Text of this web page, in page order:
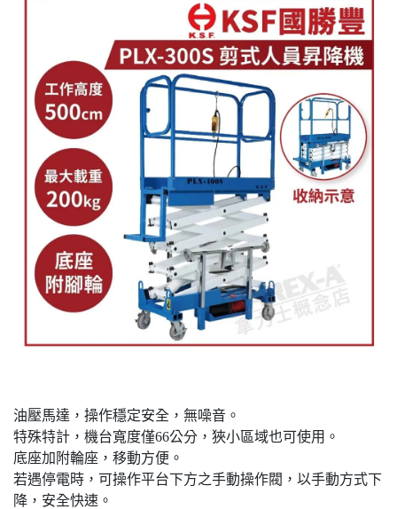
油壓馬達，操作穩定安全，無噪音。
特殊特計，機台寬度僅66公分，狹小區域也可使用。
底座加附輪座，移動方便。
若遇停電時，可操作平台下方之手動操作閥，以手動方式下
降，安全快速。